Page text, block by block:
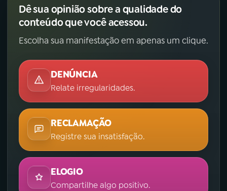
Dê sua opinião sobre a qualidade do
conteúdo que você acessou.
Escolha sua manifestação em apenas um clique.
DENÚNCIA
Relate irregularidades.
RECLAMAÇÃO
Registre sua insatisfação.
ELOGIO
Compartilhe algo positivo.